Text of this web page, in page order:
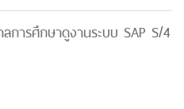
การศึกษาดูงานระบบ SAP S/4